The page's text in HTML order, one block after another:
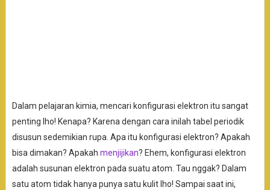
Dalam pelajaran kimia, mencari konfigurasi elektron itu sangat
penting lho! Kenapa? Karena dengan cara inilah tabel periodik
disusun sedemikian rupa. Apa itu konfigurasi elektron? Apakah
bisa dimakan? Apakah menjijikan? Ehem, konfigurasi elektron
adalah susunan elektron pada suatu atom. Tau nggak? Dalam
satu atom tidak hanya punya satu kulit lho! Sampai saat ini,